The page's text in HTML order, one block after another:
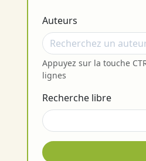
Auteurs
Appuyez sur la touche
lignes
Recherche libre